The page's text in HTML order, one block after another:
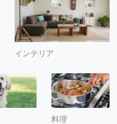
インテリア
料理